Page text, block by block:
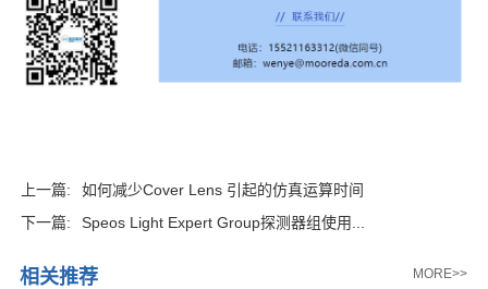
上一篇:
如何减少Cover Lens 引起的仿真运算时间
下一篇:
Speos Light Expert Group探测器组使用...
相关推荐 MORE>>